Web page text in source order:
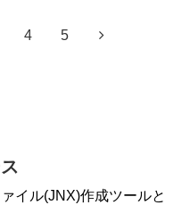
4 5
イル(JNX)作成ツールと